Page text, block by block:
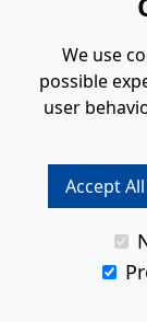
We use
possible
user
Accept All